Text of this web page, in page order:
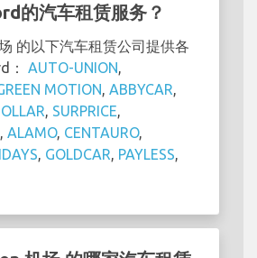
的汽车租赁服务？
的以下汽车租赁公司提供各
： AUTO-UNION,
MOTION, ABBYCAR,
, SURPRICE,
, ALAMO, CENTAURO,
, GOLDCAR, PAYLESS,